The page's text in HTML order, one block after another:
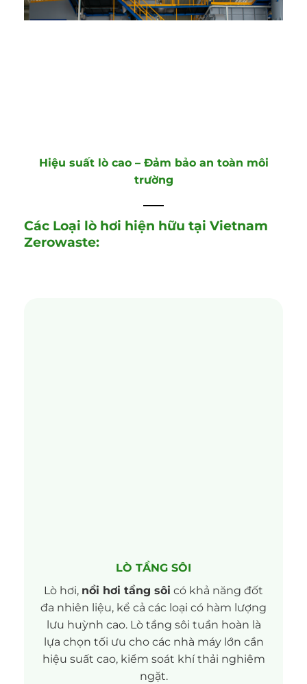
Hiệu suất lò cao – Đảm bảo an toàn môi
trường
Các Loại lò hơi hiện hữu tại Vietnam
Zerowaste:
LÒ TẦNG SÔI
Lò hơi, nồi hơi tầng sôi có khả năng đốt
đa nhiên liệu, kể cả các loại có hàm lượng
lưu huỳnh cao. Lò tầng sôi tuần hoàn là
lựa chọn tối ưu cho các nhà máy lớn cần
hiệu suất cao, kiểm soát khí thải nghiêm
ngặt.